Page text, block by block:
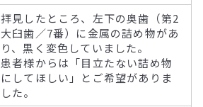
拝見したところ、左下の奥歯（第2
大臼歯／7番）に金属の詰め物があ
り、黒く変色していました。
患者様からは「目立たない詰め物
にしてほしい」とご希望がありま
した。